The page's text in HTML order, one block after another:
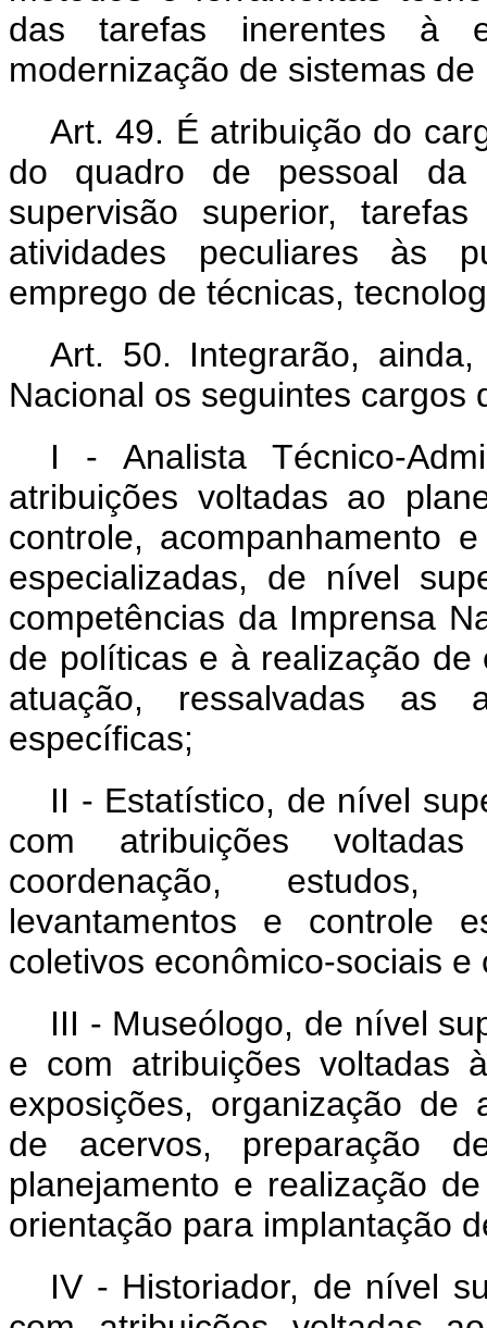
das tarefas inerentes à
modernização de sistemas
Art. 49. É atribuição do
do quadro de pessoal da
supervisão superior,
atividades peculiares às
emprego de técnicas,
Art. 50. Integrarão,
Nacional os seguintes cargos
I - Analista Técnico-
atribuições voltadas ao
controle, acompanhamento
especializadas, de nível
competências da Imprensa
de políticas e à realização
atuação, ressalvadas as
específicas;
II - Estatístico, de nível
com atribuições
coordenação, estudos,
levantamentos e controle
coletivos econômico-sociais e
III - Museólogo, de nível
e com atribuições voltadas
exposições, organização de
de acervos, preparação
planejamento e realização
orientação para implantação
IV - Historiador, de nível